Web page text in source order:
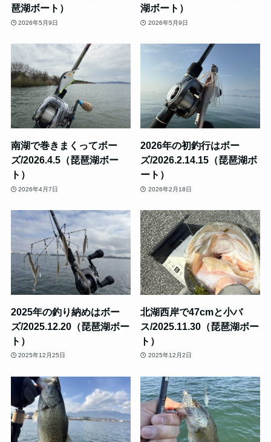
琶湖ボート）
2026年5月9日
湖ボート）
2026年5月9日
南湖で巻きまくってボー
ズ/2026.4.5（琵琶湖ボー
ト）
2026年4月7日
2026年の初釣行はボー
ズ/2026.2.14.15（琵琶湖ボ
ート）
2026年2月18日
2025年の釣り納めはボー
ズ/2025.12.20（琵琶湖ボー
ト）
2025年12月25日
北湖西岸で47cmと小バ
ス/2025.11.30（琵琶湖ボー
ト）
2025年12月2日